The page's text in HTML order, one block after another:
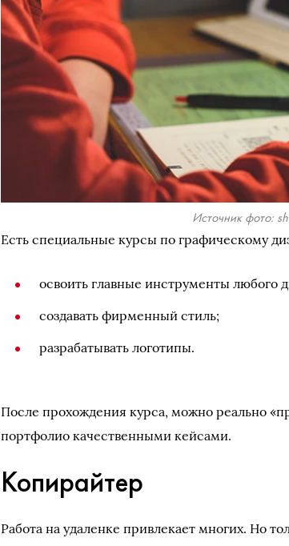
Источник фото:
Есть специальные курсы по графическому
освоить главные инструменты любого
создавать фирменный стиль;
разрабатывать логотипы.
После прохождения курса, можно реально
портфолио качественными кейсами.
Копирайтер
Работа на удаленке привлекает многих. Но